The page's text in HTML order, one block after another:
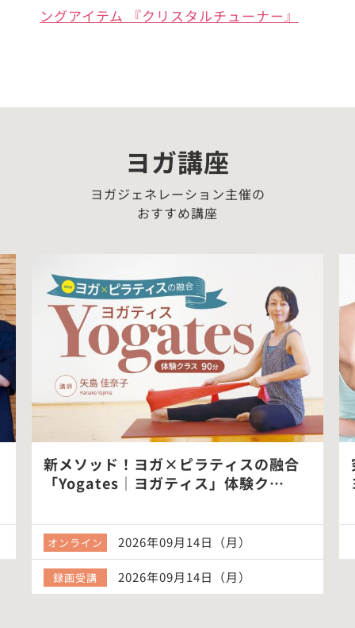
ングアイテム 『クリスタルチューナー』
ヨガ講座
ヨガジェネレーション主催の
おすすめ講座
新メソッド！ヨガ×ピラティスの融合
「Yogates｜ヨガティス」体験ク…
オンライン 2026年09月14日（月）
録画受講 2026年09月14日（月）